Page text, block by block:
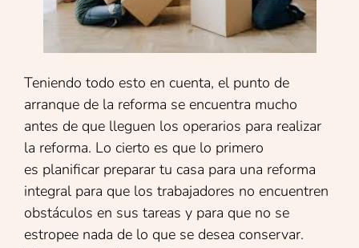
Teniendo todo esto en cuenta, el punto de
arranque de la reforma se encuentra mucho
antes de que lleguen los operarios para realizar
la reforma. Lo cierto es que lo primero
es planificar preparar tu casa para una reforma
integral para que los trabajadores no encuentren
obstáculos en sus tareas y para que no se
estropee nada de lo que se desea conservar.